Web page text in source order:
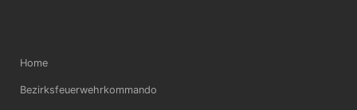
Home
Bezirksfeuerwehrkommando